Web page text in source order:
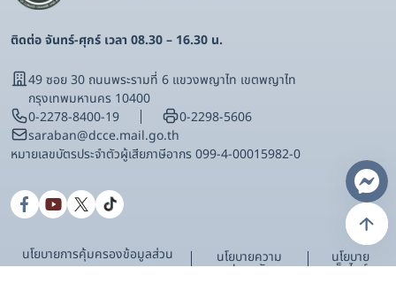
ติดต่อ จันทร์-ศุกร์ เวลา 08.30 – 16.30 น.
49 ซอย 30 ถนนพระรามที่ 6 แขวงพญาไท เขตพญาไท
กรุงเทพมหานคร 10400
0-2278-8400-19
0-2298-5606
saraban@dcce.mail.go.th
หมายเลขบัตรประจําตัวผู้เสียภาษีอากร 099-4-00015982-0
นโยบายการคุ้มครองข้อมูลส่วน
บุคคล
นโยบายความ
ปลอดภัย
นโยบาย
เว็บไซต์